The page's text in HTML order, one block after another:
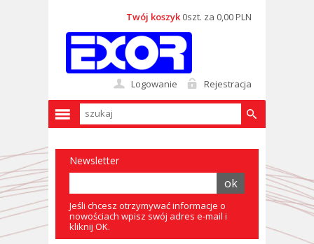
Logowanie Rejestracja
Twój koszyk 0szt. za 0,00 PLN
Newsletter
Jeśli chcesz otrzymywać informacje o
nowościach wpisz swój adres e-mail i
kliknij OK.